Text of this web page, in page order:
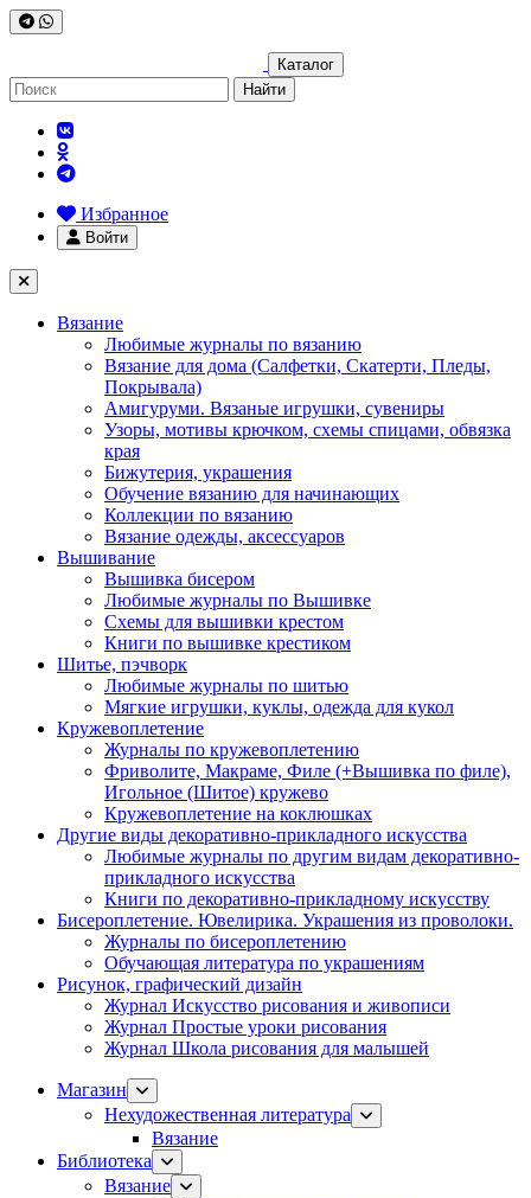
Каталог
Найти
Избранное
Войти
Вязание
Любимые журналы по вязанию
Вязание для дома (Салфетки, Скатерти, Пледы,
Покрывала)
Амигуруми. Вязаные игрушки, сувениры
Узоры, мотивы крючком, схемы спицами, обвязка
края
Бижутерия, украшения
Обучение вязанию для начинающих
Коллекции по вязанию
Вязание одежды, аксессуаров
Вышивание
Вышивка бисером
Любимые журналы по Вышивке
Схемы для вышивки крестом
Книги по вышивке крестиком
Шитье, пэчворк
Любимые журналы по шитью
Мягкие игрушки, куклы, одежда для кукол
Кружевоплетение
Журналы по кружевоплетению
Фриволите, Макраме, Филе (+Вышивка по филе),
Игольное (Шитое) кружево
Кружевоплетение на коклюшках
Другие виды декоративно-прикладного искусства
Любимые журналы по другим видам декоративно-
прикладного искусства
Книги по декоративно-прикладному искусству
Бисероплетение. Ювелирика. Украшения из проволоки.
Журналы по бисероплетению
Обучающая литература по украшениям
Рисунок, графический дизайн
Журнал Искусство рисования и живописи
Журнал Простые уроки рисования
Журнал Школа рисования для малышей
Магазин
Нехудожественная литература
Вязание
Библиотека
Вязание